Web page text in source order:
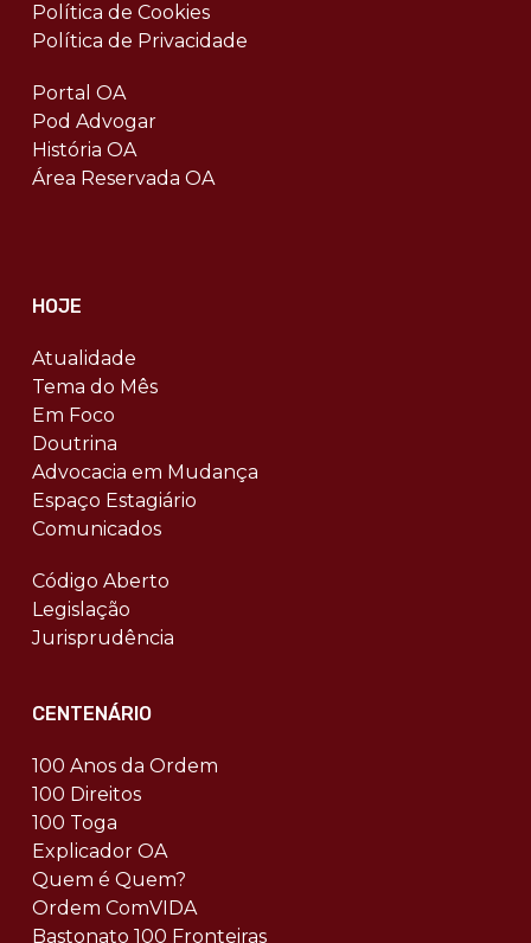
Política de Cookies
Política de Privacidade
Portal OA
Pod Advogar
História OA
Área Reservada OA
HOJE
Atualidade
Tema do Mês
Em Foco
Doutrina
Advocacia em Mudança
Espaço Estagiário
Comunicados
Código Aberto
Legislação
Jurisprudência
CENTENÁRIO
100 Anos da Ordem
100 Direitos
100 Toga
Explicador OA
Quem é Quem?
Ordem ComVIDA
Bastonato 100 Fronteiras